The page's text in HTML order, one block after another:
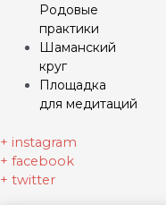
Родовые
практики
Шаманский
круг
Площадка
для медитаций
+ instagram
+ facebook
+ twitter